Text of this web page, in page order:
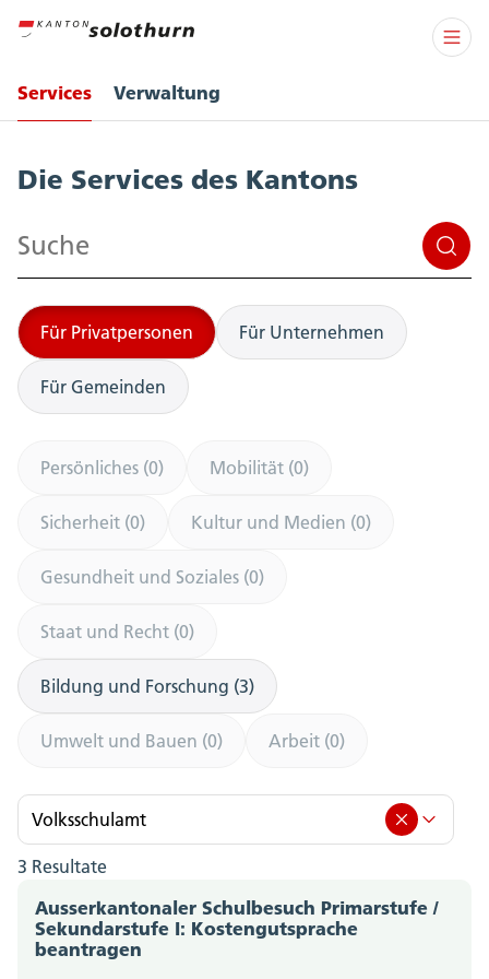
Services Verwaltung
Die Services des Kantons
Suchen
Für Privatpersonen Für Unternehmen
Für Gemeinden
Persönliches (0) Mobilität (0)
Sicherheit (0) Kultur und Medien (0)
Gesundheit und Soziales (0)
Staat und Recht (0)
Bildung und Forschung (3)
Umwelt und Bauen (0) Arbeit (0)
Volksschulamt
Volksschulamt (3)
Amt für Berufsbildung, Mittel- und Hochschulen
(0)
3 Resultate
Ausserkantonaler Schulbesuch Primarstufe /
Sekundarstufe I: Kostengutsprache
beantragen